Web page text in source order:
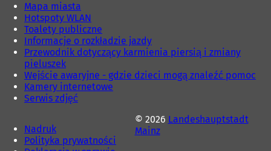
Mapa miasta
Hotspoty WLAN
Toalety publiczne
Informacje o rozkładzie jazdy
Przewodnik dotyczący karmienia piersią i zmiany
pieluszek
Wejście awaryjne - gdzie dzieci mogą znaleźć pomoc
Kamery internetowe
Serwis zdjęć
Nadruk
Polityka prywatności
© 2026 Landeshauptstadt
Mainz